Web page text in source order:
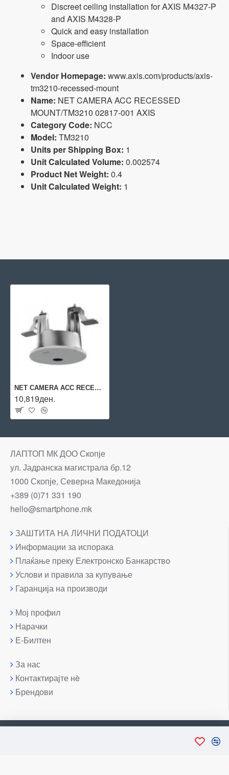
Discreet ceiling installation for AXIS M4327-P
and AXIS M4328-P
Quick and easy installation
Space-efficient
Indoor use
Vendor Homepage: www.axis.com/products/axis-
tm3210-recessed-mount
Name: NET CAMERA ACC RECESSED
MOUNT/TM3210 02817-001 AXIS
Category Code: NCC
Model: TM3210
Units per Shipping Box: 1
Unit Calculated Volume: 0.002574
Product Net Weight: 0.4
Unit Calculated Weight: 1
NET CAMERA ACC RECESSED MOUNT/TM3210 02817-001 AXIS
10,819ден.
ЛАПТОП МК ДОО Скопје
ул. Јадранска магистрала бр.12
1000 Скопје, Северна Македонија
+389 (0)71 331 190
hello@smartphone.mk
ЗАШТИТА НА ЛИЧНИ ПОДАТОЦИ
Информации за испорака
Плаќање преку Електронско Банкарство
Услови и правила за купување
Гаранција на производи
Мој профил
Нарачки
Е-Билтен
За нас
Контактирајте нè
Брендови